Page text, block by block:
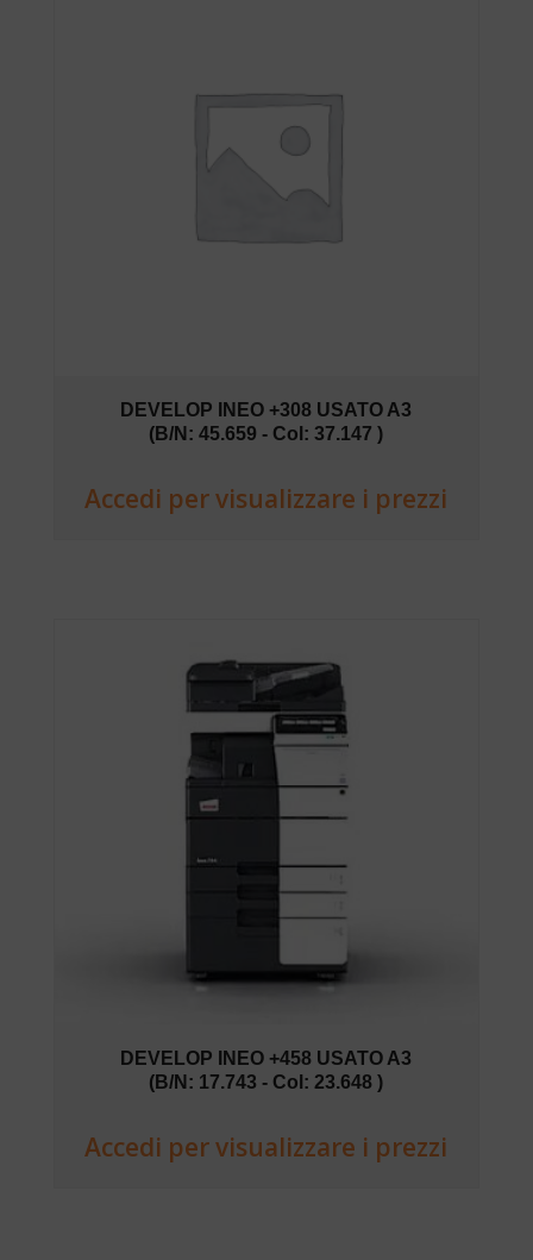
DEVELOP INEO +308 USATO A3
(B/N: 45.659 - Col: 37.147 )
Accedi per visualizzare i prezzi
DEVELOP INEO +458 USATO A3
(B/N: 17.743 - Col: 23.648 )
Accedi per visualizzare i prezzi